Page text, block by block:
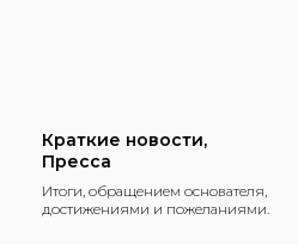
Краткие новости,
Пресса
Итоги, обращением основателя,
достижениями и пожеланиями.